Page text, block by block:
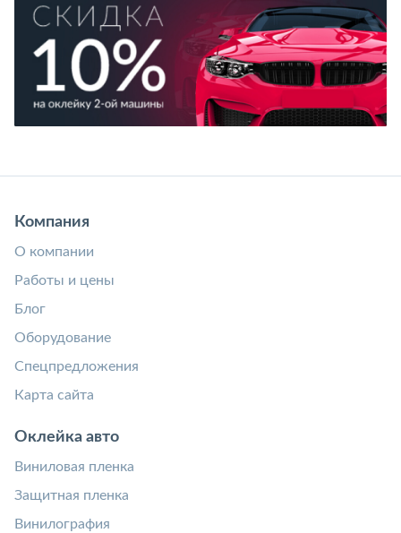
Компания
О компании
Работы и цены
Блог
Оборудование
Спецпредложения
Карта сайта
Оклейка авто
Виниловая пленка
Защитная пленка
Винилография